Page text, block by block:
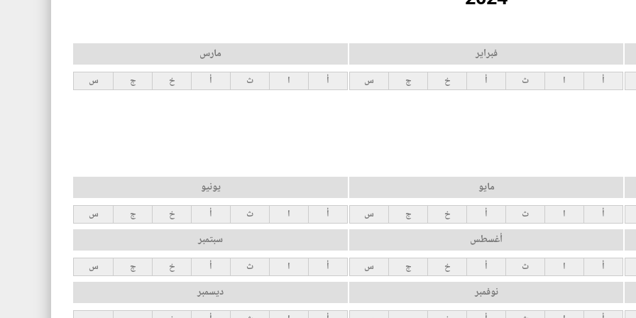
فبراير
أ ا ث أ خ ج س
مارس
أ ا ث أ خ ج س
مايو
أ ا ث أ خ ج س
يونيو
أ ا ث أ خ ج س
أغسطس
أ ا ث أ خ ج س
سبتمبر
أ ا ث أ خ ج س
نوفمبر ديسمبر